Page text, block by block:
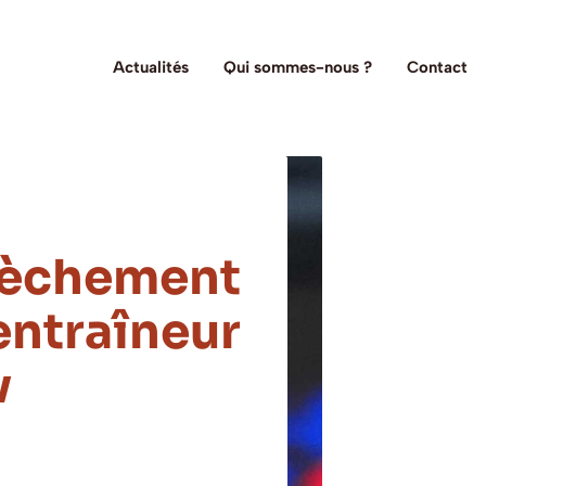
Actualités Qui sommes-nous ? Contact